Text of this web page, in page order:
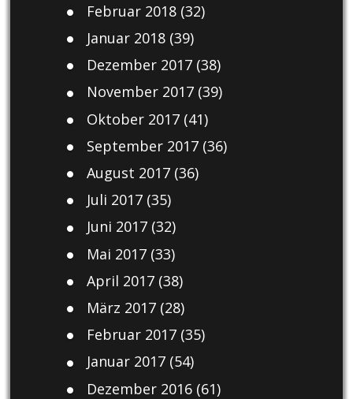
Februar 2018(32)
Januar 2018(39)
Dezember 2017(38)
November 2017(39)
Oktober 2017(41)
September 2017(36)
August 2017(36)
Juli 2017(35)
Juni 2017(32)
Mai 2017(33)
April 2017(38)
März 2017(28)
Februar 2017(35)
Januar 2017(54)
Dezember 2016(61)